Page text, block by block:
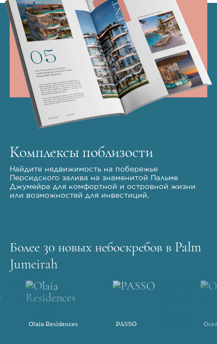
Комплексы поблизости
Найдите недвижимость на побережье
Персидского залива на знаменитой Пальме
Джумейра для комфортной и островной жизни
или возможностей для инвестиций.
Более 30 новых небоскребов в Palm
Jumeirah
Olaia Residences PASSO